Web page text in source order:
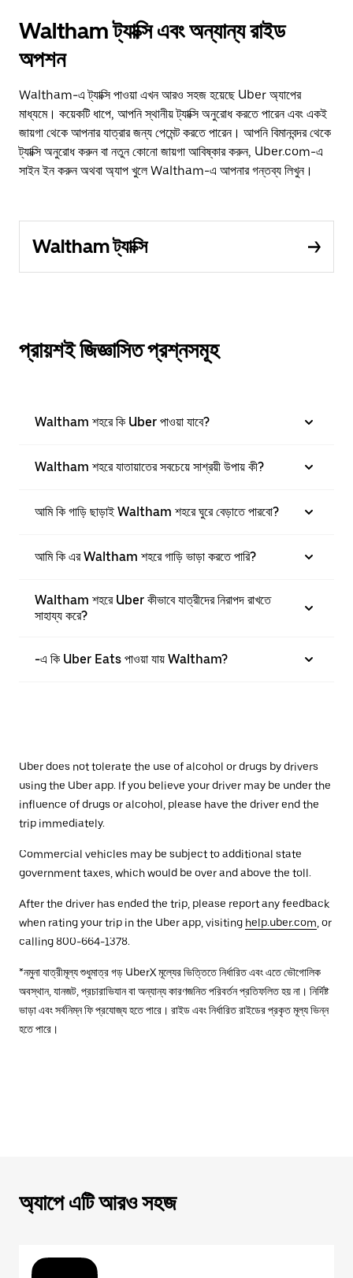
Waltham ট্যাক্সি এবং অন্যান্য রাইড
অপশন
Waltham-এ ট্যাক্সি পাওয়া এখন আরও সহজ হয়েছে Uber অ্যাপের
মাধ্যমে। কয়েকটি ধাপে, আপনি স্থানীয় ট্যাক্সি অনুরোধ করতে পারেন এবং একই
জায়গা থেকে আপনার যাত্রার জন্য পেমেন্ট করতে পারেন। আপনি বিমানবন্দর থেকে
ট্যাক্সি অনুরোধ করুন বা নতুন কোনো জায়গা আবিষ্কার করুন, Uber.com-এ
সাইন ইন করুন অথবা অ্যাপ খুলে Waltham-এ আপনার গন্তব্য লিখুন।
Waltham ট্যাক্সি
প্রায়শই জিজ্ঞাসিত প্রশ্নসমূহ
Waltham শহরে কি Uber পাওয়া যাবে?
Waltham শহরে যাতায়াতের সবচেয়ে সাশ্রয়ী উপায় কী?
আমি কি গাড়ি ছাড়াই Waltham শহরে ঘুরে বেড়াতে পারবো?
আমি কি এর Waltham শহরে গাড়ি ভাড়া করতে পারি?
Waltham শহরে Uber কীভাবে যাত্রীদের নিরাপদ রাখতে
সাহায্য করে?
-এ কি Uber Eats পাওয়া যায় Waltham?
Uber does not tolerate the use of alcohol or drugs by drivers
using the Uber app. If you believe your driver may be under the
influence of drugs or alcohol, please have the driver end the
trip immediately.
Commercial vehicles may be subject to additional state
government taxes, which would be over and above the toll.
After the driver has ended the trip, please report any feedback
when rating your trip in the Uber app, visiting help.uber.com , or
calling 800-664-1378.
*নমুনা যাত্রীমূল্য শুধুমাত্র গড় UberX মূল্যের ভিত্তিতে নির্ধারিত এবং এতে ভৌগোলিক
অবস্থান, যানজট, প্রচারাভিযান বা অন্যান্য কারণজনিত পরিবর্তন প্রতিফলিত হয় না। নির্দিষ্ট
ভাড়া এবং সর্বনিম্ন ফি প্রযোজ্য হতে পারে। রাইড এবং নির্ধারিত রাইডের প্রকৃত মূল্য ভিন্ন
হতে পারে।
অ্যাপে এটি আরও সহজ